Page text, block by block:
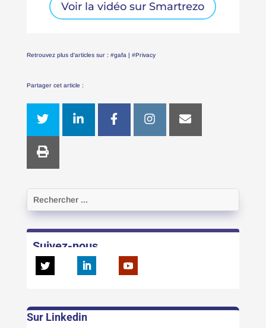
Voir la vidéo sur Smartrezo
Retrouvez plus d'articles sur : #gafa| #Privacy
Partager cet article :
Suivez-nous
Sur Linkedin